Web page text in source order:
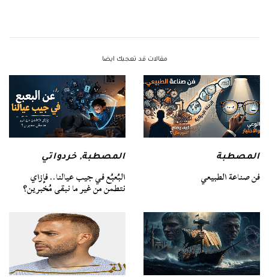
مقالات قد تعجبك ايضا
المصطبة
فن صناعة الطبيعي
المصطبة,خردواتي
البُعبُع في جيب عيالنا.. فإزاي
نتطمن من غير ما نبقى مُخبرين؟